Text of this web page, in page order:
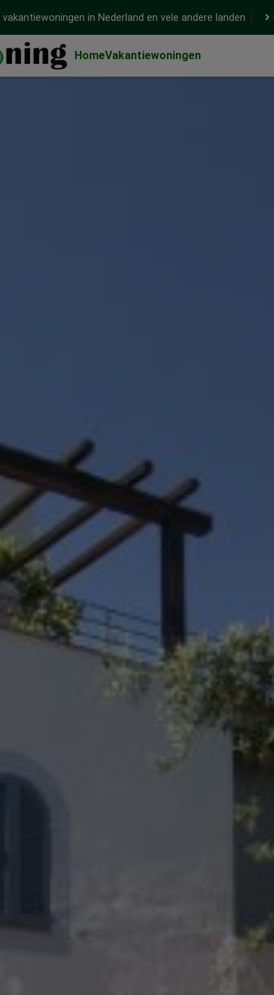
in Nederland en vele andere landen
HomeVakantiewoningen